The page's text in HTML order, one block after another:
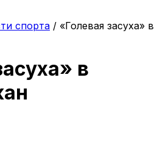
спорта / «Голевая засуха» в
в